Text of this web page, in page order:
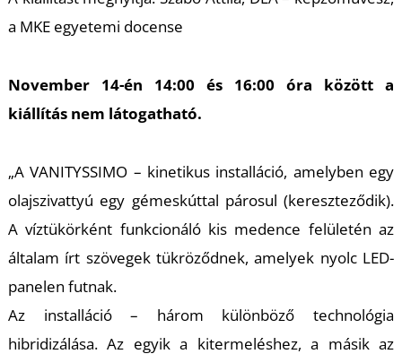
a MKE egyetemi docense
November 14-én 14:00 és 16:00 óra között a
kiállítás nem látogatható.
„A VANITYSSIMO – kinetikus installáció, amelyben egy
olajszivattyú egy gémeskúttal párosul (kereszteződik).
A víztükörként funkcionáló kis medence felületén az
általam írt szövegek tükröződnek, amelyek nyolc LED-
panelen futnak.
Az installáció – három különböző technológia
hibridizálása. Az egyik a kitermeléshez, a másik az